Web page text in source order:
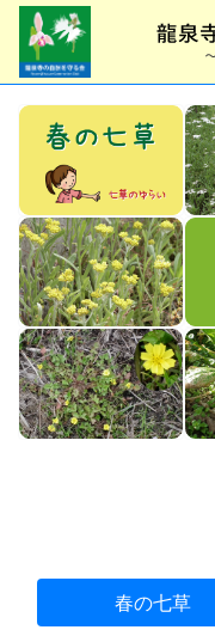
春の七草